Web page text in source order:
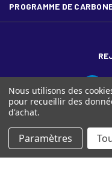
PROGRAMME DE
© Ariva, et le logo
Nous utilisons des
pour recueillir des
d'achat.
Paramètres